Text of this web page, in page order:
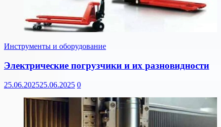
Инструменты и оборудование
Электрические погрузчики и их разновидности
25.06.202525.06.2025 0